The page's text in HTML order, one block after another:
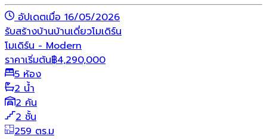
อัปเดตเมื่อ 16/05/2026
รับสร้างบ้านบ้านเดี่ยวโมเดิร์น
โมเดิร์น - Modern
ราคาเริ่มต้น฿4,290,000
5 ห้อง
2 น้ำ
2 คัน
2 ชั้น
259 ตร.ม